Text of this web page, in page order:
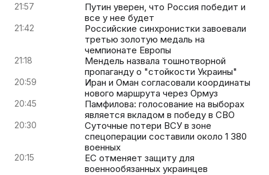
21:57
Путин уверен, что Россия победит и
все у нее будет
21:42
Российские синхронистки завоевали
третью золотую медаль на
чемпионате Европы
21:18
Мендель назвала тошнотворной
пропаганду о "стойкости Украины"
20:59
Иран и Оман согласовали координаты
нового маршрута через Ормуз
20:45
Памфилова: голосование на выборах
является вкладом в победу в СВО
20:30
Суточные потери ВСУ в зоне
спецоперации составили около 1 380
военных
20:15
ЕС отменяет защиту для
военнообязанных украинцев